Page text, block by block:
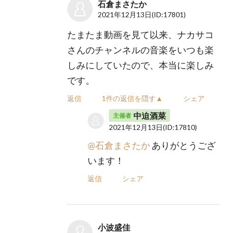
石倉まさたか
2021年12月13日(ID:17801)
たまたま動画を見て以来、ナカサコ
さんのチャンネルの音楽をいつも楽
しみにしていたので、本当に楽しみ
です。
返信 1件の返信を隠す▲ シェア
主催者 中迫酒菜
2021年12月13日(ID:17810)
@石倉まさたかありがとうござ
います！
返信 シェア
小波盛佳